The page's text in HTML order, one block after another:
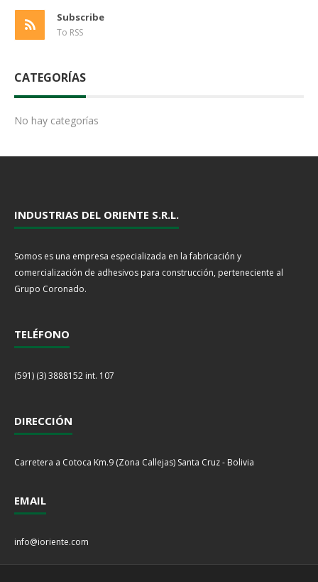
Subscribe
To RSS
CATEGORÍAS
No hay categorías
INDUSTRIAS DEL ORIENTE S.R.L.
Somos es una empresa especializada en la fabricación y
comercialización de adhesivos para construcción, perteneciente al
Grupo Coronado.
TELÉFONO
(591) (3) 3888152 int. 107
DIRECCIÓN
Carretera a Cotoca Km.9 (Zona Callejas) Santa Cruz - Bolivia
EMAIL
info@ioriente.com